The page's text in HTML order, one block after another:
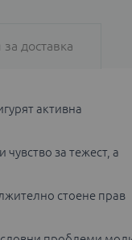
активна
за тежест, а
стоене прав
доставка